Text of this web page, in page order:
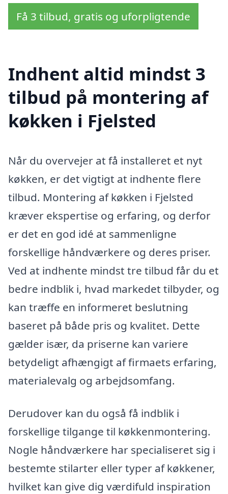
Få 3 tilbud, gratis og uforpligtende
Indhent altid mindst 3
tilbud på montering af
køkken i Fjelsted
Når du overvejer at få installeret et nyt
køkken, er det vigtigt at indhente flere
tilbud. Montering af køkken i Fjelsted
kræver ekspertise og erfaring, og derfor
er det en god idé at sammenligne
forskellige håndværkere og deres priser.
Ved at indhente mindst tre tilbud får du et
bedre indblik i, hvad markedet tilbyder, og
kan træffe en informeret beslutning
baseret på både pris og kvalitet. Dette
gælder især, da priserne kan variere
betydeligt afhængigt af firmaets erfaring,
materialevalg og arbejdsomfang.
Derudover kan du også få indblik i
forskellige tilgange til køkkenmontering.
Nogle håndværkere har specialiseret sig i
bestemte stilarter eller typer af køkkener,
hvilket kan give dig værdifuld inspiration